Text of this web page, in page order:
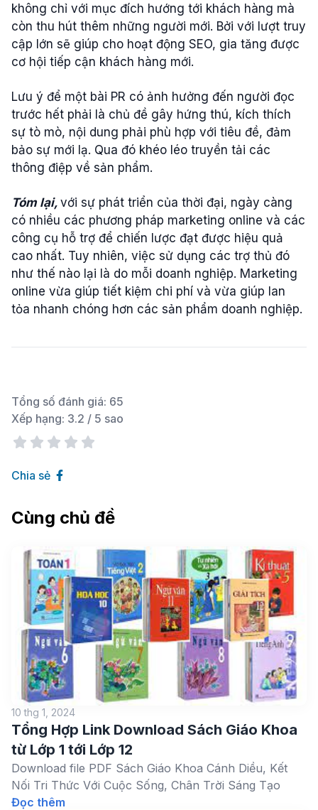
không chỉ với mục đích hướng tới khách hàng mà
còn thu hút thêm những người mới. Bởi với lượt truy
cập lớn sẽ giúp cho hoạt động SEO, gia tăng được
cơ hội tiếp cận khách hàng mới.
Lưu ý để một bài PR có ảnh hưởng đến người đọc
trước hết phải là chủ đề gây hứng thú, kích thích
sự tò mò, nội dung phải phù hợp với tiêu đề, đảm
bảo sự mới lạ. Qua đó khéo léo truyền tải các
thông điệp về sản phẩm.
Tóm lại, với sự phát triển của thời đại, ngày càng
có nhiều các phương pháp marketing online và các
công cụ hỗ trợ để chiến lược đạt được hiệu quả
cao nhất. Tuy nhiên, việc sử dụng các trợ thủ đó
như thế nào lại là do mỗi doanh nghiệp. Marketing
online vừa giúp tiết kiệm chi phí và vừa giúp lan
tỏa nhanh chóng hơn các sản phẩm doanh nghiệp.
Tổng số đánh giá: 65
Xếp hạng: 3.2 / 5 sao
Chia sẻ
Cùng chủ đề
10 thg 1, 2024
Tổng Hợp Link Download Sách Giáo Khoa
từ Lớp 1 tới Lớp 12
Download file PDF Sách Giáo Khoa Cánh Diều, Kết
Nối Tri Thức Với Cuộc Sống, Chân Trời Sáng Tạo
Đọc thêm